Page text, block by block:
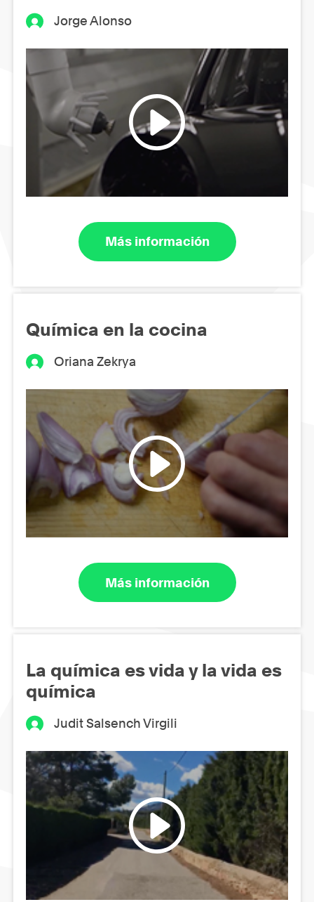
Jorge Alonso
Más información
Química en la cocina
Oriana Zekrya
Más información
La química es vida y la vida es
química
Judit Salsench Virgili